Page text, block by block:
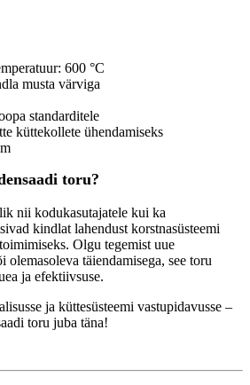
600 °C
musta värviga
standarditele
küttekollete ühendamiseks
toru?
nii kodukasutajatele kui ka
kindlat lahendust korstnasüsteemi
Olgu tegemist uue
olemasoleva täiendamisega, see toru
ja efektiivsuse.
ja küttesüsteemi vastupidavusse –
toru juba täna!